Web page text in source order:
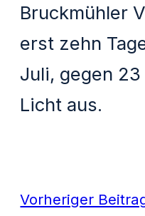
Bruckmühler
erst zehn
Juli, gegen
Licht aus.
Vorheriger